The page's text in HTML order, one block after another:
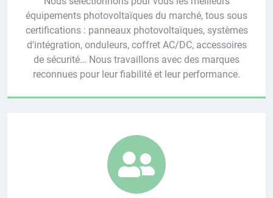
équipements photovoltaïques du marché, tous sous
certifications : panneaux photovoltaïques, systèmes
d'intégration, onduleurs, coffret AC/DC, accessoires
de sécurité… Nous travaillons avec des marques
reconnues pour leur fiabilité et leur performance.